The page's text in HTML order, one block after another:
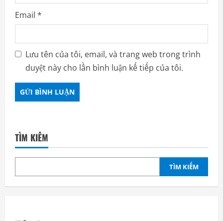
Email *
Lưu tên của tôi, email, và trang web trong trình
duyệt này cho lần bình luận kế tiếp của tôi.
TÌM KIẾM
TÌM KIẾM